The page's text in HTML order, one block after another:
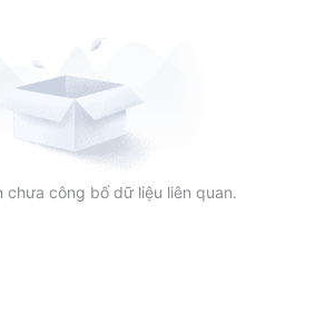
chưa công bố dữ liệu liên quan.